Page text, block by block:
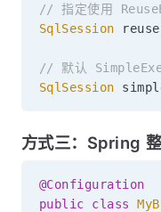
// 指定使用
SqlSession
// 默认
SqlSession
方式三：Spring
@Configuration
public
class